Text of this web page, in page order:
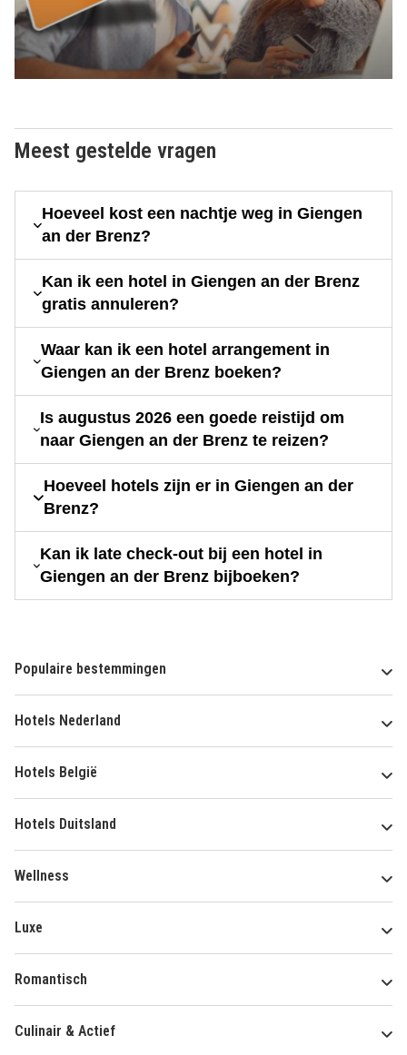
Meest gestelde vragen
Hoeveel kost een nachtje weg in Giengen
an der Brenz?
Kan ik een hotel in Giengen an der Brenz
gratis annuleren?
Waar kan ik een hotel arrangement in
Giengen an der Brenz boeken?
Is augustus 2026 een goede reistijd om
naar Giengen an der Brenz te reizen?
Hoeveel hotels zijn er in Giengen an der
Brenz?
Kan ik late check-out bij een hotel in
Giengen an der Brenz bijboeken?
Populaire bestemmingen
Hotels Nederland
Hotels België
Hotels Duitsland
Wellness
Luxe
Romantisch
Culinair & Actief